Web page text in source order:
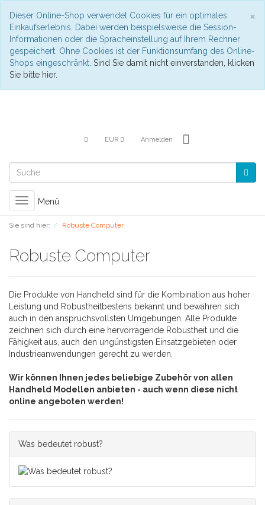
×
Dieser Online-Shop verwendet Cookies für ein optimales
Einkaufserlebnis. Dabei werden beispielsweise die Session-
Informationen oder die Spracheinstellung auf Ihrem Rechner
gespeichert. Ohne Cookies ist der Funktionsumfang des Online-
Shops eingeschränkt. Sind Sie damit nicht einverstanden, klicken
Sie bitte hier.
EUR Anmelden
Toggle
navigation
Menü
Sie sind hier: Robuste Computer
Robuste Computer
Die Produkte von Handheld sind für die Kombination aus hoher
Leistung und Robustheitbestens bekannt und bewähren sich
auch in den anspruchsvollsten Umgebungen. Alle Produkte
zeichnen sich durch eine hervorragende Robustheit und die
Fähigkeit aus, auch den ungünstigsten Einsatzgebieten oder
Industrieanwendungen gerecht zu werden.
Wir können Ihnen jedes beliebige Zubehör von allen
Handheld Modellen anbieten - auch wenn diese nicht
online angeboten werden!
Was bedeutet robust?